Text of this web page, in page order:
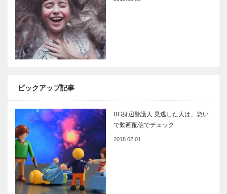
ピックアップ記事
BG身辺警護人 見逃した人は、急い
で動画配信でチェック
2018.02.01